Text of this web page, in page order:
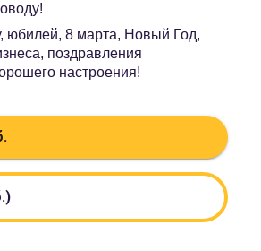
юбилей, 8 марта, Новый Год,
поздравления
настроения!